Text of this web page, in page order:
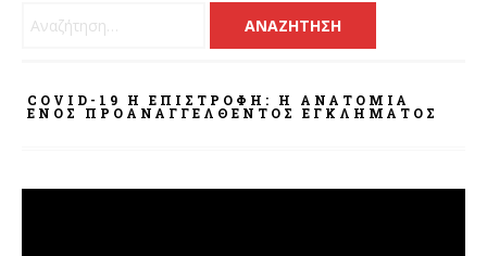
Αναζήτηση για:
COVID-19 Η ΕΠΙΣΤΡΟΦΗ: Η ΑΝΑΤΟΜΊΑ
ΕΝΌΣ ΠΡΟΑΝΑΓΓΕΛΘΈΝΤΟΣ ΕΓΚΛΉΜΑΤΟΣ